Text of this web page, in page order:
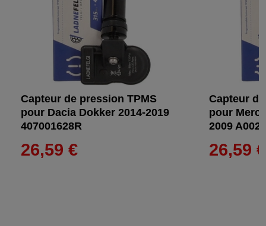
Capteur de pression TPMS
pour Dacia Dokker 2014-2019
407001628R
26,59 €
Capteur
pour
2009
26,59 €